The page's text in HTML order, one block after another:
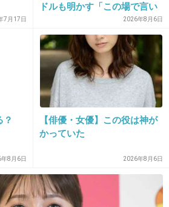
ると思ってた。
-4
じゃないの？
+62
7月17日
ドルも明かす「この場で言い
2026年8月6日
？
8月6日
【俳優・女優】この役は神が
かっていた
2026年8月6日